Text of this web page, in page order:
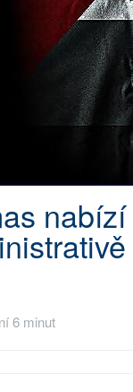
6 minut